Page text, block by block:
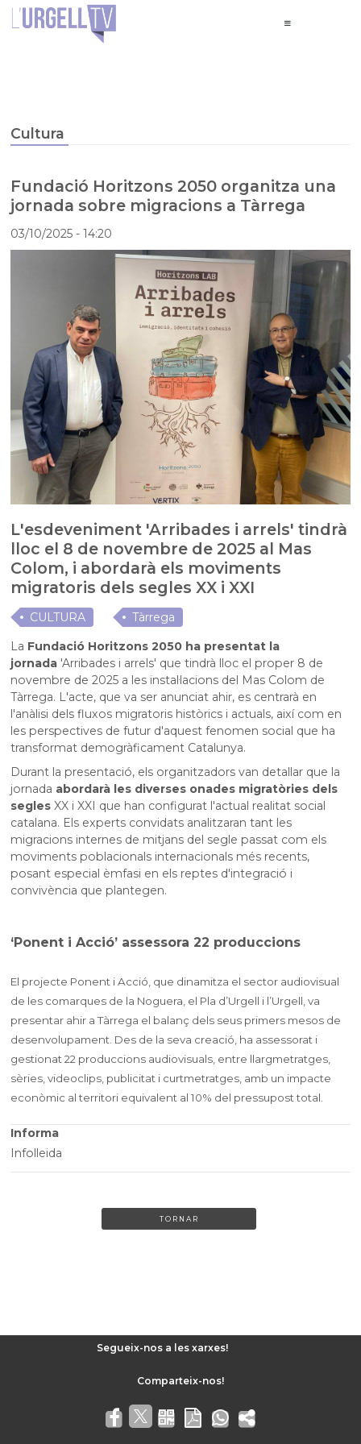
Cultura
Fundació Horitzons 2050 organitza una
jornada sobre migracions a Tàrrega
03/10/2025- 14:20
L'esdeveniment 'Arribades i arrels' tindrà
lloc el 8 de novembre de 2025 al Mas
Colom, i abordarà els moviments
migratoris dels segles XX i XXI
CULTURA
Tàrrega
La Fundació Horitzons 2050 ha presentat la
jornada 'Arribades i arrels' que tindrà lloc el proper 8 de
novembre de 2025 a les instal·lacions del Mas Colom de
Tàrrega. L'acte, que va ser anunciat ahir, es centrarà en
l'anàlisi dels fluxos migratoris històrics i actuals, així com en
les perspectives de futur d'aquest fenomen social que ha
transformat demogràficament Catalunya.
Durant la presentació, els organitzadors van detallar que la
jornada abordarà les diverses onades migratòries dels
segles XX i XXI que han configurat l'actual realitat social
catalana. Els experts convidats analitzaran tant les
migracions internes de mitjans del segle passat com els
moviments poblacionals internacionals més recents,
posant especial èmfasi en els reptes d'integració i
convivència que plantegen.
‘Ponent i Acció’ assessora 22 produccions
El projecte Ponent i Acció, que dinamitza el sector audiovisual
de les comarques de la Noguera, el Pla d’Urgell i l’Urgell, va
presentar ahir a Tàrrega el balanç dels seus primers mesos de
desenvolupament. Des de la seva creació, ha assessorat i
gestionat 22 produccions audiovisuals, entre llargmetratges,
sèries, videoclips, publicitat i curtmetratges, amb un impacte
econòmic al territori equivalent al 10% del pressupost total.
Informa
Infolleida
TORNAR
Segueix-nos a les xarxes!